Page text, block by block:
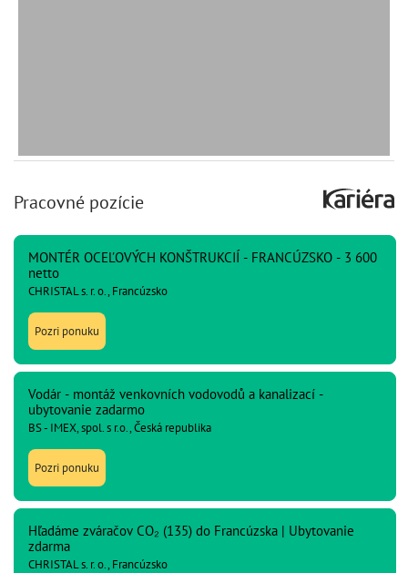
Pracovné pozície
MONTÉR OCEĽOVÝCH KONŠTRUKCIÍ - FRANCÚZSKO - 3 600
netto
CHRISTAL s. r. o., Francúzsko
Pozri ponuku
Vodár - montáž venkovních vodovodů a kanalizací -
ubytovanie zadarmo
BS - IMEX, spol. s r.o., Česká republika
Pozri ponuku
Hľadáme zváračov CO₂ (135) do Francúzska | Ubytovanie
zdarma
CHRISTAL s. r. o., Francúzsko